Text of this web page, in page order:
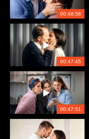
00:48:58
00:47:45
00:47:51